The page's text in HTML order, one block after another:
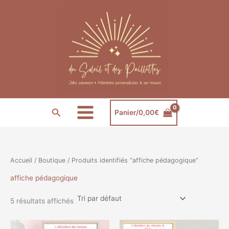
Rechercher Panier/0,00€
Accueil / Boutique / Produits identifiés “affiche pédagogique”
affiche pédagogique
5 résultats affichés
PlageCe
Plage